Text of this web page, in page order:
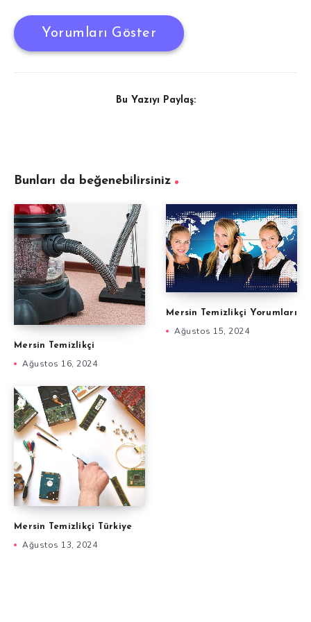
Yorumları Göster
Bu Yazıyı Paylaş:
Bunları da beğenebilirsiniz
Mersin Temizlikçi
Ağustos 16, 2024
Mersin Temizlikçi Yorumları
Ağustos 15, 2024
Mersin Temizlikçi Türkiye
Ağustos 13, 2024